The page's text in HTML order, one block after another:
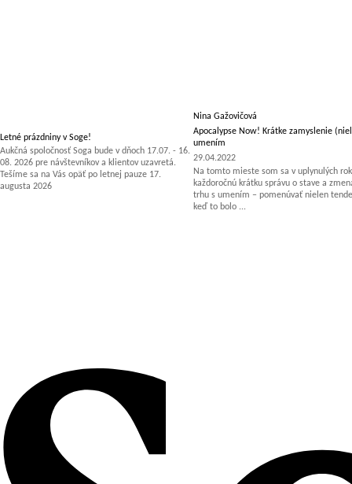
Letné prázdniny v Soge!
Aukčná spoločnosť Soga bude v dňoch 17.07. - 16.
08. 2026 pre návštevníkov a klientov uzavretá.
Tešíme sa na Vás opäť po letnej pauze 17.
augusta 2026
Nina Gažovičová
Apocalypse Now! Krátke zamyslenie
umením
29.04.2022
Na tomto mieste som sa v uplynulých
každoročnú krátku správu o stave a
trhu s umením – pomenúvať nielen
keď to bolo ...